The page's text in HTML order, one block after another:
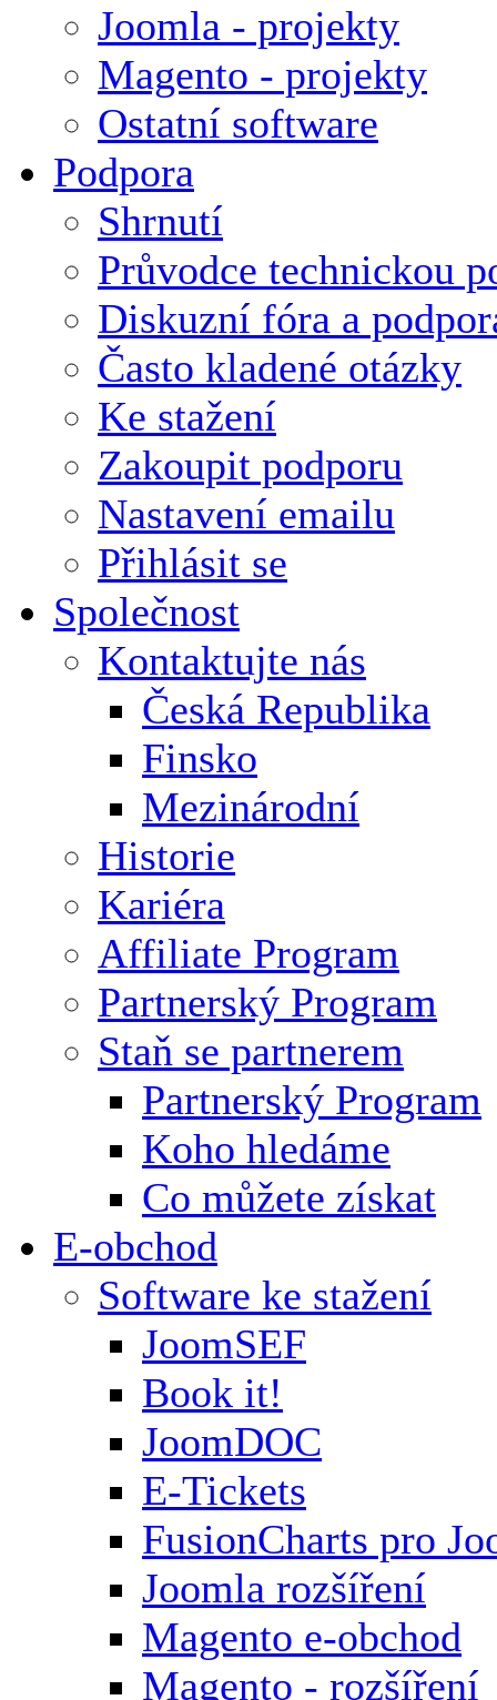
Joomla - projekty
Magento - projekty
Ostatní software
Podpora
Shrnutí
Průvodce technickou
Diskuzní fóra a
Často kladené otázky
Ke stažení
Zakoupit podporu
Nastavení emailu
Přihlásit se
Společnost
Kontaktujte nás
Česká Republika
Finsko
Mezinárodní
Historie
Kariéra
Affiliate Program
Partnerský Program
Staň se partnerem
Partnerský Program
Koho hledáme
Co můžete získat
E-obchod
Software ke stažení
JoomSEF
Book it!
JoomDOC
E-Tickets
FusionCharts pro
Joomla rozšíření
Magento e-obchod
Magento - rozšíření